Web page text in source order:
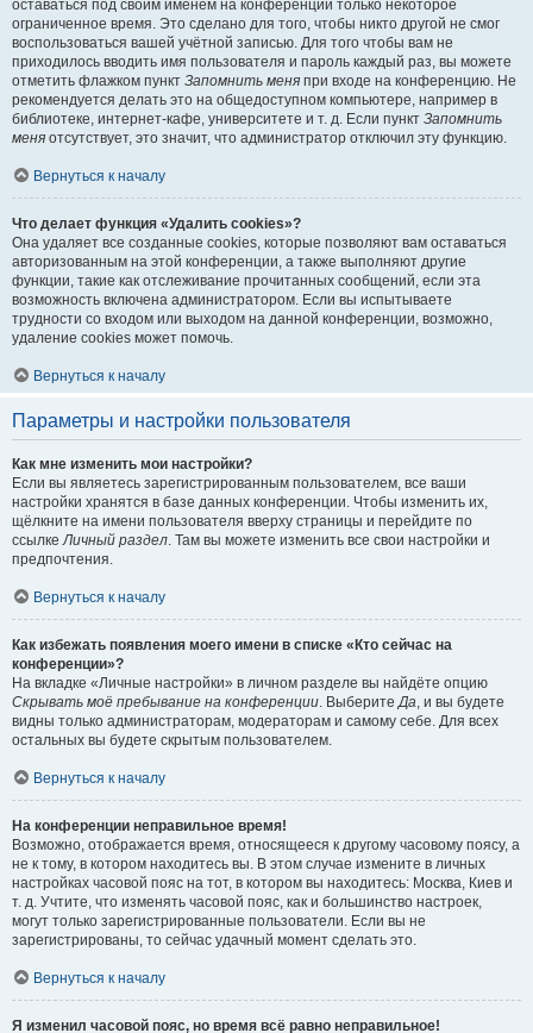
оставаться под своим именем на конференции только некоторое
ограниченное время. Это сделано для того, чтобы никто другой не смог
воспользоваться вашей учётной записью. Для того чтобы вам не
приходилось вводить имя пользователя и пароль каждый раз, вы можете
отметить флажком пункт Запомнить меня при входе на конференцию. Не
рекомендуется делать это на общедоступном компьютере, например в
библиотеке, интернет-кафе, университете и т. д. Если пункт Запомнить
меня отсутствует, это значит, что администратор отключил эту функцию.
Вернуться к началу
Что делает функция «Удалить cookies»?
Она удаляет все созданные cookies, которые позволяют вам оставаться
авторизованным на этой конференции, а также выполняют другие
функции, такие как отслеживание прочитанных сообщений, если эта
возможность включена администратором. Если вы испытываете
трудности со входом или выходом на данной конференции, возможно,
удаление cookies может помочь.
Вернуться к началу
Параметры и настройки пользователя
Как мне изменить мои настройки?
Если вы являетесь зарегистрированным пользователем, все ваши
настройки хранятся в базе данных конференции. Чтобы изменить их,
щёлкните на имени пользователя вверху страницы и перейдите по
ссылкеЛичный раздел. Там вы можете изменить все свои настройки и
предпочтения.
Вернуться к началу
Как избежать появления моего имени в списке «Кто сейчас на
конференции»?
На вкладке «Личные настройки» в личном разделе вы найдёте опцию
Скрывать моё пребывание на конференции. ВыберитеДа, и вы будете
видны только администраторам, модераторам и самому себе. Для всех
остальных вы будете скрытым пользователем.
Вернуться к началу
На конференции неправильное время!
Возможно, отображается время, относящееся к другому часовому поясу, а
не к тому, в котором находитесь вы. В этом случае измените в личных
настройках часовой пояс на тот, в котором вы находитесь: Москва, Киев и
т. д. Учтите, что изменять часовой пояс, как и большинство настроек,
могут только зарегистрированные пользователи. Если вы не
зарегистрированы, то сейчас удачный момент сделать это.
Вернуться к началу
Я изменил часовой пояс, но время всё равно неправильное!